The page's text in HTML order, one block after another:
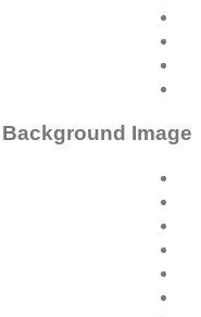
Background Image